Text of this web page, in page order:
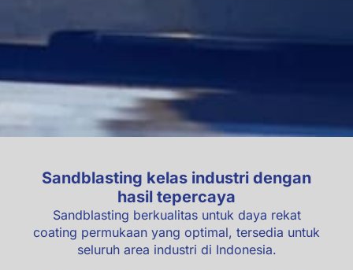
Sandblasting kelas industri dengan
hasil tepercaya
Sandblasting berkualitas untuk daya rekat
coating permukaan yang optimal, tersedia untuk
seluruh area industri di Indonesia.